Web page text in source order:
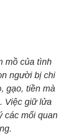
mồ của tình
người bị chi
gạo, tiền mà
Việc giữ lửa
các mối quan